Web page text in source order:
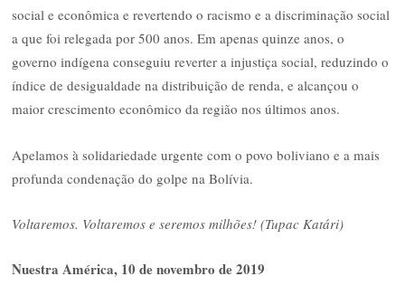
social e econômica e revertendo o racismo e a discriminação social
a que foi relegada por 500 anos. Em apenas quinze anos, o
governo indígena conseguiu reverter a injustiça social, reduzindo o
índice de desigualdade na distribuição de renda, e alcançou o
maior crescimento econômico da região nos últimos anos.
Apelamos à solidariedade urgente com o povo boliviano e a mais
profunda condenação do golpe na Bolívia.
Voltaremos. Voltaremos e seremos milhões! (Tupac Katári)
Nuestra América, 10denovembro de 2019